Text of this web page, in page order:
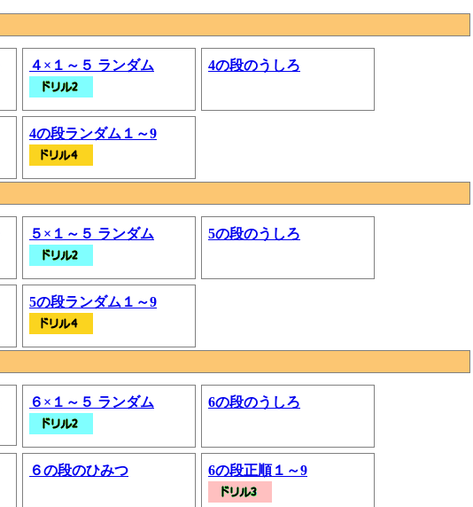
４×１～５ ランダム 4の段のうしろ
4の段ランダム１～9
５×１～５ ランダム 5の段のうしろ
5の段ランダム１～9
６×１～５ ランダム 6の段のうしろ
６の段のひみつ 6の段正順１～9